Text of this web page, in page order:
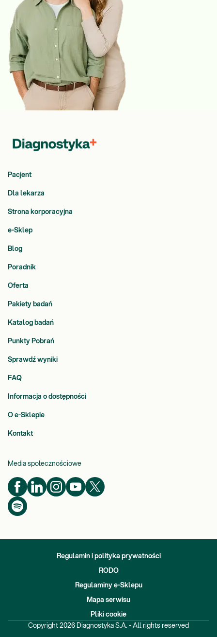
Pacjent
Dla lekarza
Strona korporacyjna
e-Sklep
Blog
Poradnik
Oferta
Pakiety badań
Katalog badań
Punkty Pobrań
Sprawdź wyniki
FAQ
Informacja o dostępności
O e-Sklepie
Kontakt
Media społecznościowe
Regulamin i polityka prywatności
RODO
Regulaminy e-Sklepu
Mapa serwisu
Pliki cookie
Copyright 2026 Diagnostyka S.A. - All rights reserved